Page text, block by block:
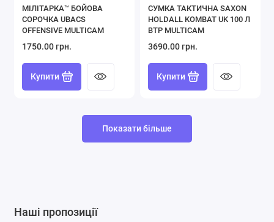
МІЛІТАРКА™ БОЙОВА
СОРОЧКА UBACS
ОFFENSIVE MULTICAM
1750.00 грн.
Купити
СУМКА ТАКТИЧНА SAXON
HOLDALL KOMBAT UK 100 Л
BTP MULTICAM
3690.00 грн.
Купити
Показати більше
Наші пропозиції